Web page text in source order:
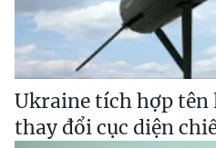
Ukraine tích hợp tên
thay đổi cục diện